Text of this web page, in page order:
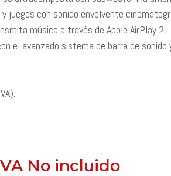
juegos con sonido envolvente
música a través de Apple AirPlay 2,
el avanzado sistema de barra de sonido
No incluido